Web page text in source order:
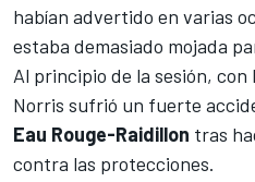
habían advertido en varias
estaba demasiado mojada
Al principio de la sesión, con
Norris sufrió un fuerte
Eau Rouge-Raidillon tras
contra las protecciones.